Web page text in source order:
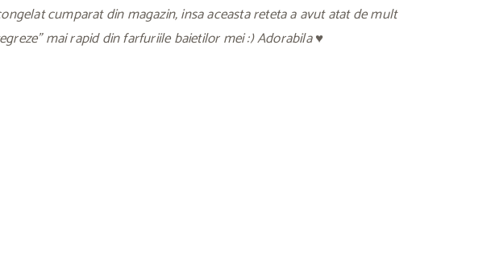
cumparat din magazin, insa aceasta reteta a avut atat de mult
mai rapid din farfuriile baietilor mei :) Adorabila ♥